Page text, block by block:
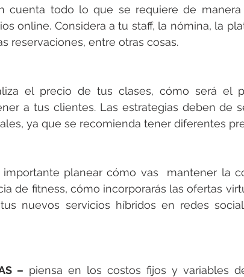
cuenta todo lo que se requiere de manera
online. Considera a tu staff, la nómina, la
reservaciones, entre otras cosas.
el precio de tus clases, cómo será el
a tus clientes. Las estrategias deben de
ya que se recomienda tener diferentes
importante planear cómo vas  mantener la
de fitness, cómo incorporarás las ofertas
nuevos servicios híbridos en redes
– piensa en los costos fijos y variables